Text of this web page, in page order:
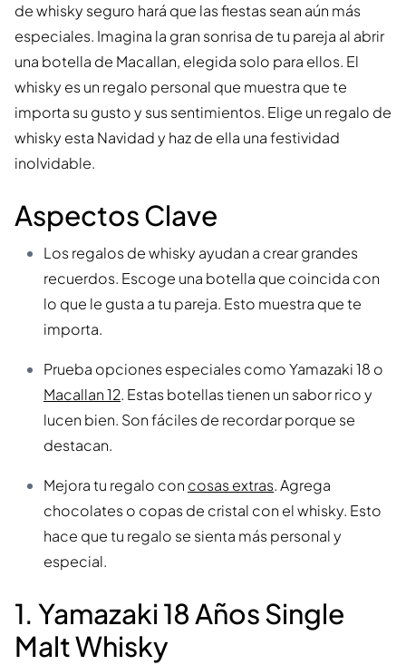
de whisky seguro hará que las fiestas sean aún más
especiales. Imagina la gran sonrisa de tu pareja al abrir
una botella de Macallan, elegida solo para ellos. El
whisky es un regalo personal que muestra que te
importa su gusto y sus sentimientos. Elige un regalo de
whisky esta Navidad y haz de ella una festividad
inolvidable.
Aspectos Clave
Los regalos de whisky ayudan a crear grandes
recuerdos. Escoge una botella que coincida con
lo que le gusta a tu pareja. Esto muestra que te
importa.
Prueba opciones especiales como Yamazaki 18 o
Macallan 12. Estas botellas tienen un sabor rico y
lucen bien. Son fáciles de recordar porque se
destacan.
Mejora tu regalo con cosas extras. Agrega
chocolates o copas de cristal con el whisky. Esto
hace que tu regalo se sienta más personal y
especial.
1. Yamazaki 18 Años Single
Malt Whisky